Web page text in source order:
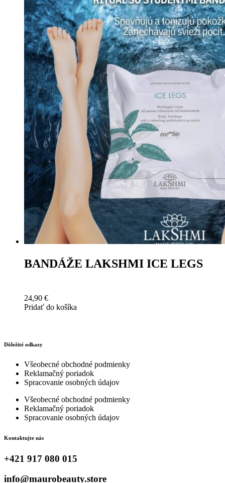
BANDÁŽE LAKSHMI ICE LEGS
24,90 €
Pridať do košíka
Dôležité odkazy
Všeobecné obchodné podmienky
Reklamačný poriadok
Spracovanie osobných údajov
Všeobecné obchodné podmienky
Reklamačný poriadok
Spracovanie osobných údajov
Kontaktujte nás
+421 917 080 015
info@maurobeauty.store